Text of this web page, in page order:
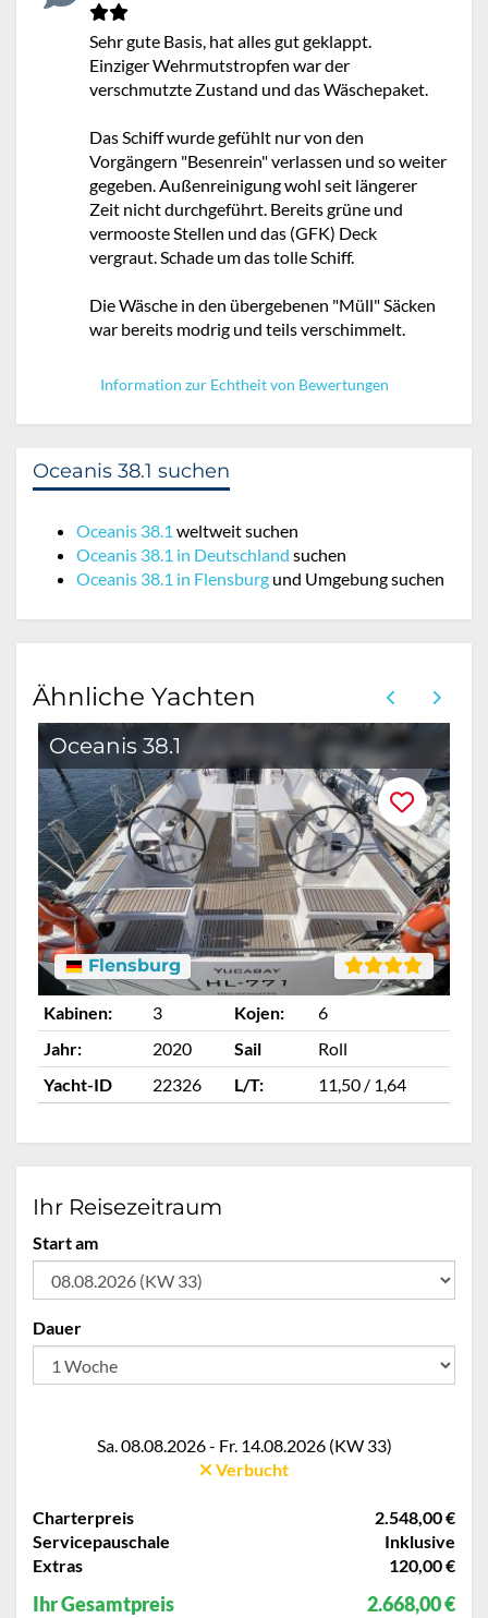
Sehr gute Basis, hat alles gut geklappt.
Einziger Wehrmutstropfen war der
verschmutzte Zustand und das Wäschepaket.
Das Schiff wurde gefühlt nur von den
Vorgängern "Besenrein" verlassen und so weiter
gegeben. Außenreinigung wohl seit längerer
Zeit nicht durchgeführt. Bereits grüne und
vermooste Stellen und das (GFK) Deck
vergraut. Schade um das tolle Schiff.
Die Wäsche in den übergebenen "Müll" Säcken
war bereits modrig und teils verschimmelt.
Information zur Echtheit von Bewertungen
Oceanis 38.1 suchen
Oceanis 38.1 weltweit suchen
Oceanis 38.1 in Deutschland suchen
Oceanis 38.1 in Flensburg und Umgebung suchen
Ähnliche Yachten
Oceanis 38.1
Flensburg
Kabinen: 3 Kojen:
6
Jahr:
2020 Sail
Roll
Yacht-ID
22326 L/T: 11,50 / 1,64
Ihr Reisezeitraum
Start am
Dauer
Sa. 08.08.2026 - Fr. 14.08.2026 (KW 33)
Verbucht
Charterpreis
2.548,00 €
Servicepauschale
Inklusive
Extras
120,00 €
Ihr Gesamtpreis 2.668,00 €